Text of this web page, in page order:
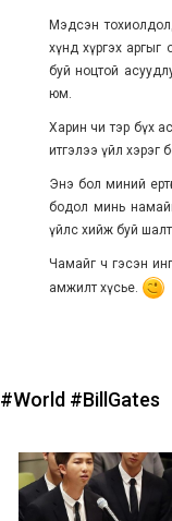
Мэдсэн
хүнд хүргэх аргыг
буй ноцтой
юм.
Харин чи тэр бүх
итгэлээ үйл хэрэг
Энэ бол миний
бодол минь
үйлс хийж буй
Чамайг ч гэсэн
амжилт хүсье.
#World #BillGates